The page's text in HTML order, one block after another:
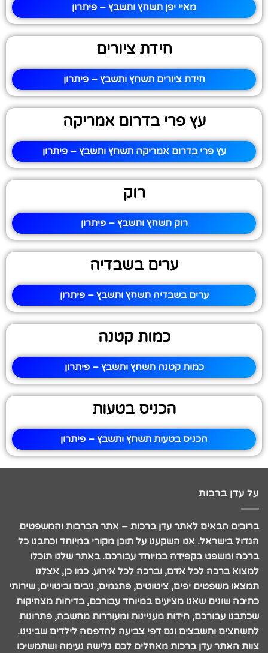
מאיי יפן תשחץ ותשבץ – פיתרון
חידת ציורים
חידת ציורים תשחץ ותשבץ – פיתרון
עץ פרי בדרום אמריקה
עץ פרי בדרום אמריקה תשחץ ותשבץ – פיתרון
רוק
רוק תשחץ ותשבץ – פיתרון
ערים בשבדיה
ערים בשבדיה תשחץ ותשבץ – פיתרון
כמות קטנה
כמות קטנה תשחץ ותשבץ – פיתרון
הכניס בטעות
הכניס בטעות תשחץ ותשבץ – פיתרון
על עדן ברכות
ברוכים הבאים לאתר עדן ברכות – אתר הברכות והמשפטים
הגדול בישראל. אנו השקענו על תוכן מקורי במיוחד וכתבנו כל
ברכה ומשפט בקפידה במיוחד עבורכם. באתר שלנו תוכלו
למצוא ברכה לכל אדם, וברכה לכל אירוע. כמו כן, אצלנו
תמצאו משפטים יפים, ציטוטים, פתגמים, ניבים וביטויים, שירותי
כתיבה שונים שאנו מציעים במיוחד עבורכם, בדיחות מצחיקות
שכתבנו עבורכם, חידות מעניינות ומעוררות מחשבה, פתרונות
לתשחצים ותשבצים וגם דפי צביעה להדפסה לילדים שבינינו.
צוות האתר עדן ברכות מאחלים לכם גלישה נעימה ושתמשיכו